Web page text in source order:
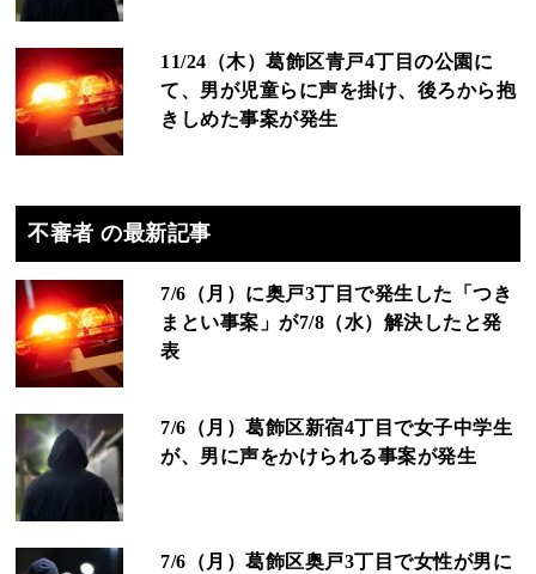
11/24（木）葛飾区青戸4丁目の公園に
て、男が児童らに声を掛け、後ろから抱
きしめた事案が発生
不審者 の最新記事
7/6（月）に奥戸3丁目で発生した「つき
まとい事案」が7/8（水）解決したと発
表
7/6（月）葛飾区新宿4丁目で女子中学生
が、男に声をかけられる事案が発生
7/6（月）葛飾区奥戸3丁目で女性が男に